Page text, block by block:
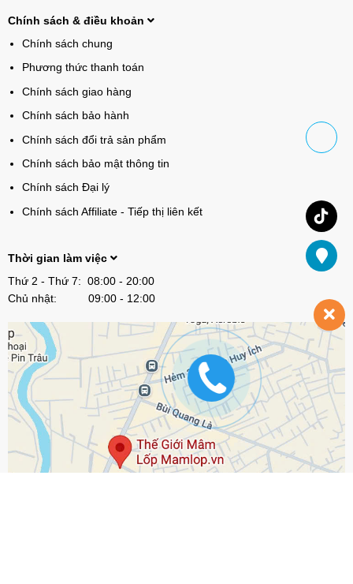
Chính sách & điều khoản
Chính sách chung
Phương thức thanh toán
Chính sách giao hàng
Chính sách bảo hành
Chính sách đổi trả sản phẩm
Chính sách bảo mật thông tin
Chính sách Đại lý
Chính sách Affiliate - Tiếp thị liên kết
Thời gian làm việc
Thứ 2 - Thứ 7: 08:00 - 20:00
Chủ nhật: 09:00 - 12:00